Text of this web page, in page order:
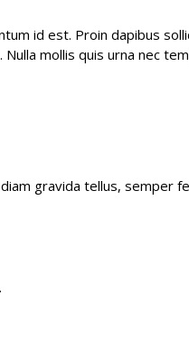
id est. Proin dapibus
mollis quis urna nec
gravida tellus, semper